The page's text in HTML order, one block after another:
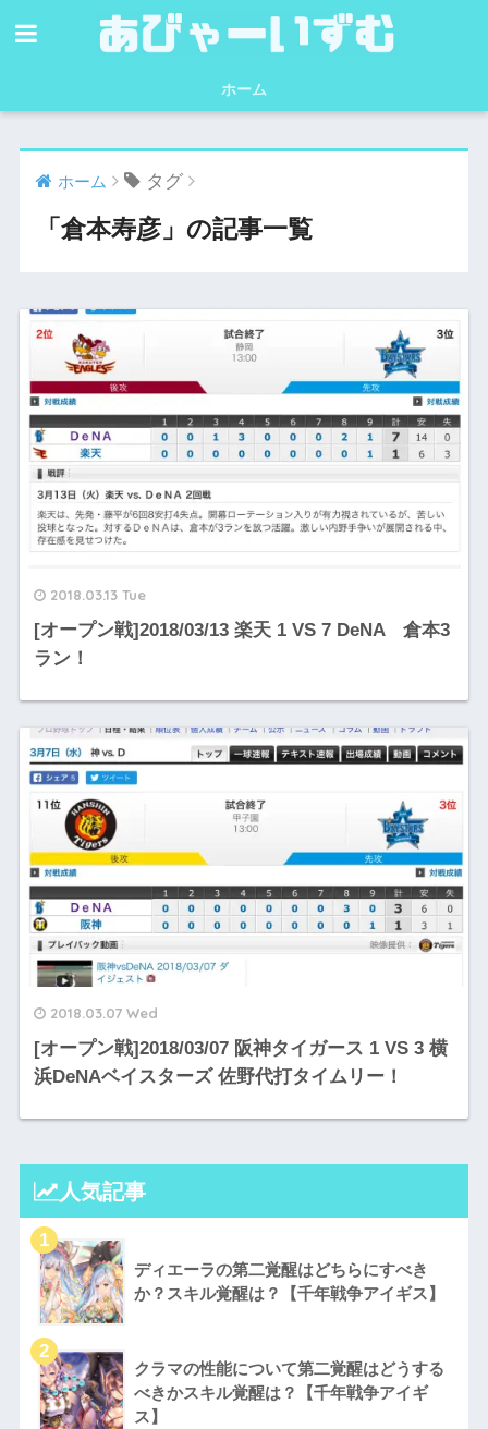
ホーム
ホーム タグ
「倉本寿彦」の記事一覧
2018.03.13 Tue
[オープン戦]2018/03/13 楽天 1 VS 7 DeNA 倉本3
ラン！
2018.03.07 Wed
[オープン戦]2018/03/07 阪神タイガース 1 VS 3 横
浜DeNAベイスターズ 佐野代打タイムリー！
人気記事
ディエーラの第二覚醒はどちらにすべき
か？スキル覚醒は？【千年戦争アイギス】
クラマの性能について第二覚醒はどうする
べきかスキル覚醒は？【千年戦争アイギ
ス】